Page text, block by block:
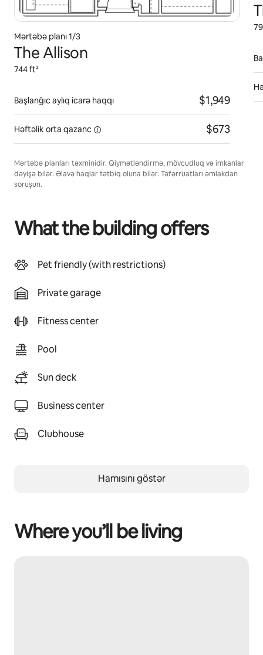
Mərtəbə planı 1/3
The Allison
744 ft²
Başlanğıc aylıq icarə haqqı $1,949
Həftəlik orta qazanc $673
Mərtəbə planları təxminidir. Qiymətləndirmə, mövcudluq və imkanlar
dəyişə bilər. Əlavə haqlar tətbiq oluna bilər. Təfərrüatları əmlakdan
soruşun.
What the building offers
Pet friendly (with restrictions)
Private garage
Fitness center
Pool
Sun deck
Business center
Clubhouse
Hamısını göstər
Where you’ll be living